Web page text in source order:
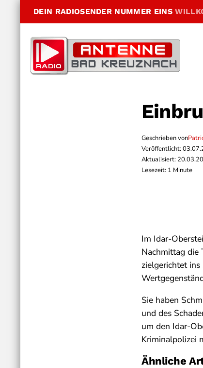
DEIN RADIOSENDER NUMMER EINS
Geschrieben von
Veröffentlicht:
Aktualisiert:
Lesezeit: 1 Minute
Im Idar-
Nachmittag die
zielgerichtet
Sie haben
und des
um den Idar-
Kriminalpolizei
Ähnliche